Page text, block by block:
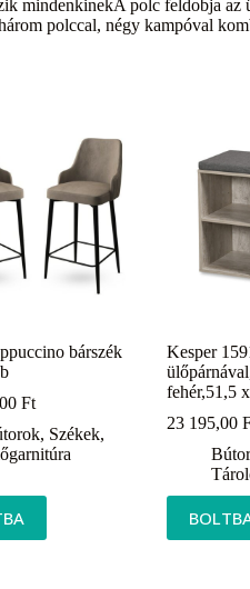
mindenkinekA polc feldobja az
polccal, négy kampóval
bárszék
Ft
, Székek,
Kesper
fehér,51,5
23 195,00